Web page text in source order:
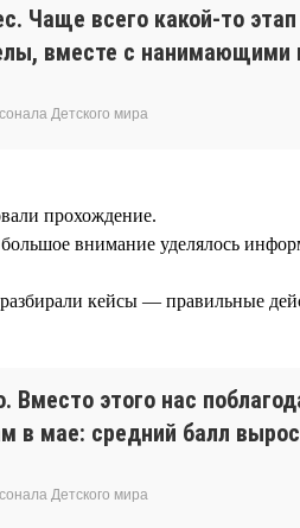
Чаще всего какой-то
вместе с
Детского мира
прохождение.
большое внимание уделялось
разбирали кейсы — правильные
Вместо этого нас
в мае: средний балл
Детского мира